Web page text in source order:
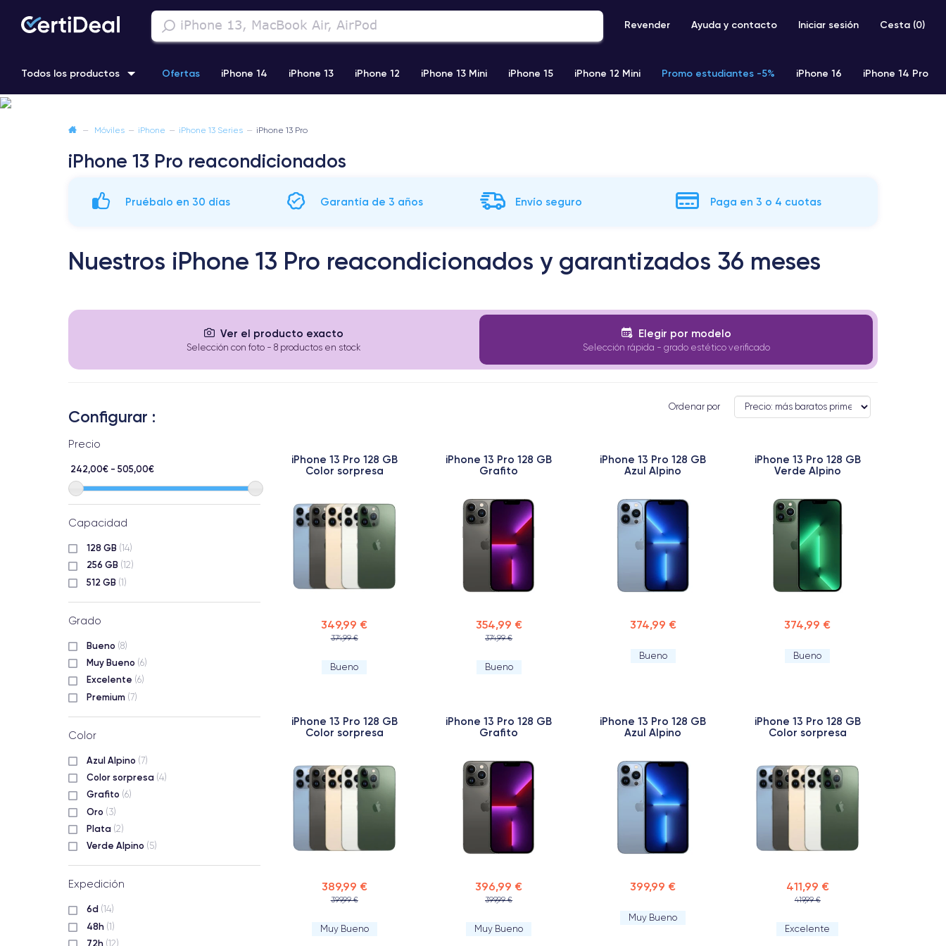
Revender Ayuda y contacto Iniciar sesión Cesta (0)
Todos los productos Ofertas iPhone 14 iPhone 13 iPhone 12 iPhone 13 Mini iPhone 15 iPhone 12 Mini Promo estudiantes -5% iPhone 16 iPhone 14 Pro
iPhone 11 Pro
— Móviles — iPhone — iPhone 13 Series — iPhone 13 Pro
iPhone 13 Pro reacondicionados
Pruébalo en 30 días Garantía de 3 años Envío seguro Paga en 3 o 4 cuotas
Nuestros iPhone 13 Pro reacondicionados y garantizados 36 meses
Ver el producto exacto
Selección con foto - 8 productos en stock
Elegir por modelo
Selección rápida - grado estético verificado
Configurar :
Precio
242,00€ - 505,00€
Capacidad
128 GB (14)
256 GB (12)
512 GB (1)
Grado
Bueno (8)
Muy Bueno (6)
Excelente (6)
Premium (7)
Color
Azul Alpino (7)
Color sorpresa (4)
Grafito (6)
Oro (3)
Plata (2)
Verde Alpino (5)
Expedición
6d (14)
48h (1)
72h (12)
Ordenar por
iPhone 13 Pro 128 GB
Color sorpresa
349,99 €
374,99 €
Bueno
iPhone 13 Pro 128 GB
Grafito
354,99 €
374,99 €
Bueno
iPhone 13 Pro 128 GB
Azul Alpino
374,99 €
Bueno
iPhone 13 Pro 128 GB
Verde Alpino
374,99 €
Bueno
iPhone 13 Pro 128 GB
Color sorpresa
389,99 €
399,99 €
Muy Bueno
iPhone 13 Pro 128 GB
Grafito
396,99 €
399,99 €
Muy Bueno
iPhone 13 Pro 128 GB
Azul Alpino
399,99 €
Muy Bueno
iPhone 13 Pro 128 GB
Color sorpresa
411,99 €
419,99 €
Excelente